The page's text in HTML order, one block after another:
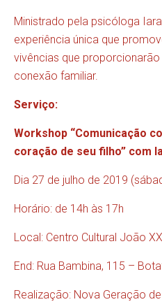
Ministrado pela psicóloga
experiência única que
vivências que
conexão familiar.
Serviço:
Workshop “Comunicação
coração de seu filho” com
Dia 27 de julho de 2019
Horário: de 14h às 17h
Local: Centro Cultural João
End: Rua Bambina, 115 –
Realização: Nova Geração